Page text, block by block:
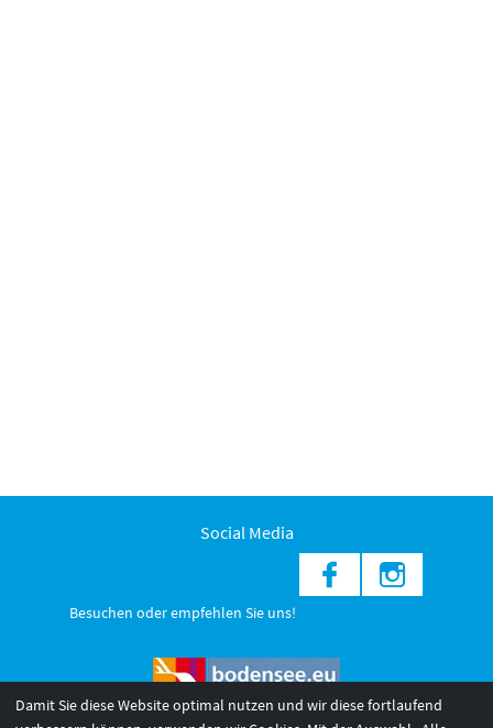
Social Media
Besuchen oder empfehlen Sie uns!
Damit Sie diese Website optimal nutzen und wir diese fortlaufend